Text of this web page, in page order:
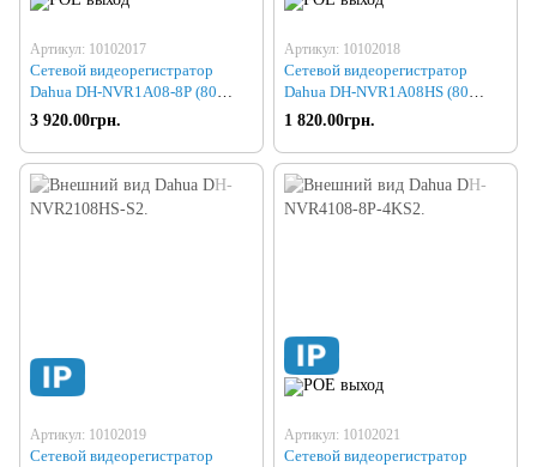
Артикул: 10102017
Сетевой видеорегистратор
Dahua DH-NVR1A08-8P (80
6Mp)
3 920.00грн.
Артикул: 10102018
Сетевой видеорегистратор
Dahua DH-NVR1A08HS (80
6Mp)
1 820.00грн.
Артикул: 10102019
Сетевой видеорегистратор
Артикул: 10102021
Сетевой видеорегистратор